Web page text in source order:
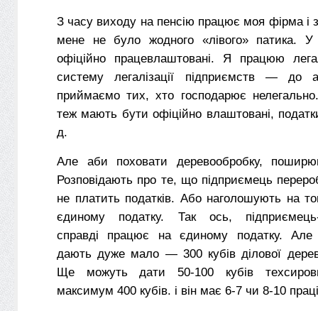
З часу виходу на пенсію працює моя фірма і
мене не було жодного «лівого» патика.
офіційно працевлаштовані. Я працюю
систему легалізації підприємств — до
приймаємо тих, хто господарює нелегально.
теж мають бути офіційно влаштовані,
д.
Але аби поховати деревообробку,
Розповідають про те, що підприємець
не платить податків. Або наголошують на
єдиному податку. Так ось, підприємець-
справді працює на єдиному податку.
дають дуже мало — 300 кубів ділової
Ще можуть дати 50-100 кубів
максимум 400 кубів. і він має 6-7 чи 8-10